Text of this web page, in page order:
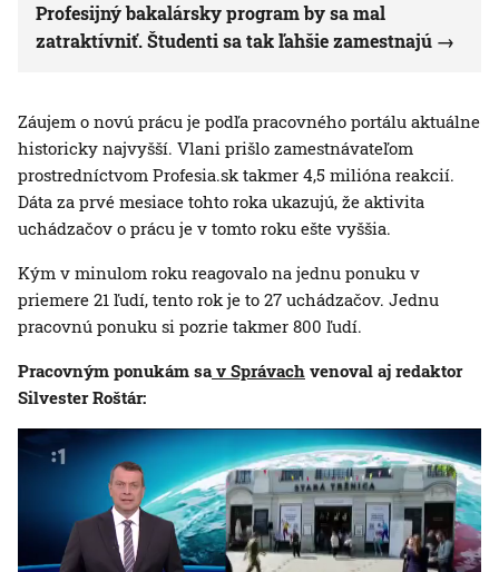
Profesijný bakalársky program by sa mal
zatraktívniť. Študenti sa tak ľahšie zamestnajú
Záujem o novú prácu je podľa pracovného portálu aktuálne
historicky najvyšší. Vlani prišlo zamestnávateľom
prostredníctvom Profesia.sk takmer 4,5 milióna reakcií.
Dáta za prvé mesiace tohto roka ukazujú, že aktivita
uchádzačov o prácu je v tomto roku ešte vyššia.
Kým v minulom roku reagovalo na jednu ponuku v
priemere 21 ľudí, tento rok je to 27 uchádzačov. Jednu
pracovnú ponuku si pozrie takmer 800 ľudí.
Pracovným ponukám sav Správach venoval aj redaktor
Silvester Roštár: